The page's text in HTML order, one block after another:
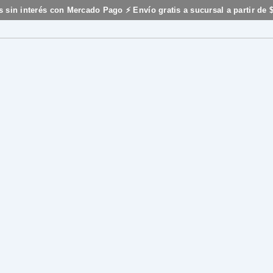
sin interés con Mercado Pago ⚡ Envío gratis a sucursal a partir de